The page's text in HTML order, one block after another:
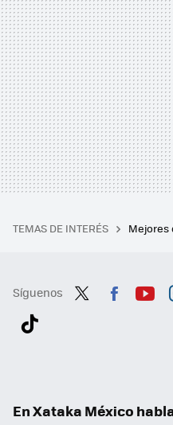
TEMAS DE INTERÉS Mejores
Síguenos
En Xataka México